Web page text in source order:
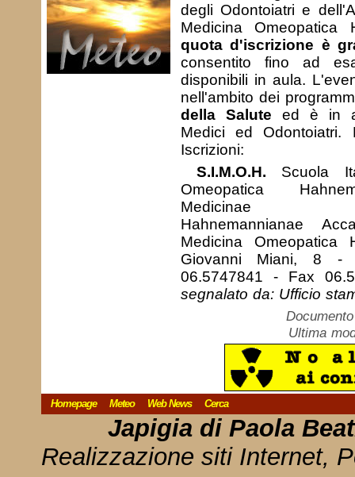
degli Odontoiatri e
Medicina Omeopatica
quota d'iscrizione è
consentito fino ad
disponibili in aula.
nell'ambito dei
della Salute ed è in
Medici ed Odontoiatri.
Iscrizioni:
S.I.M.O.H. Scuola
Omeopatica
Medicinae
Hahnemannianae
Medicina Omeopatica
Giovanni Miani, 8 -
06.5747841 - Fax
segnalato da: Ufficio
Ultima
Homepage Meteo Web News Cerca
Japigia di Paola
Realizzazione siti Internet,